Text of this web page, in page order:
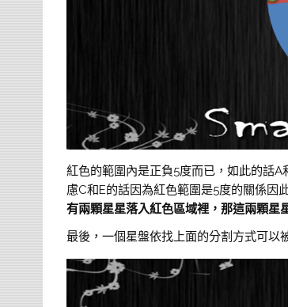
紅色的範圍內是正負5度而已，如此的話
慮C和E的話因為紅色範圍是5度的關係因
有兩顆星星落入紅色區域裡，那這兩顆
最後，一個星盤依找上面的分割方式可以